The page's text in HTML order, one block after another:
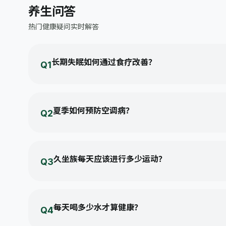
出差前调整作息；飞行途中多喝水；到达后尽快适应当地
间。
养生问答
热门健康疑问实时解答
Q1长期失眠如何通过食疗改善？
Q2夏季如何预防空调病？
Q3久坐族每天应该进行多少运动？
Q4每天喝多少水才算健康？